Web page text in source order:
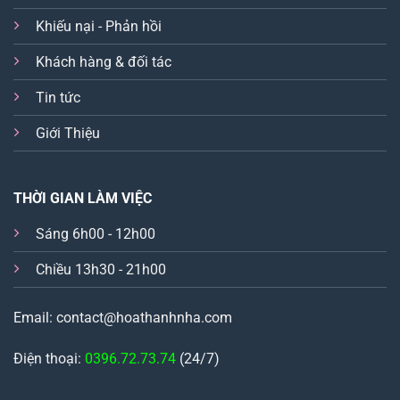
Khiếu nại - Phản hồi
Khách hàng & đối tác
Tin tức
Giới Thiệu
THỜI GIAN LÀM VIỆC
Sáng 6h00 - 12h00
Chiều 13h30 - 21h00
Email: contact@hoathanhnha.com
Điện thoại: 0396.72.73.74 (24/7)